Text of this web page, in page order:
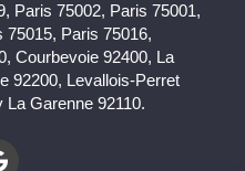
Paris 75002, Paris 75001,
Paris 75016,
Courbevoie 92400, La
92200, Levallois-Perret
Garenne 92110.